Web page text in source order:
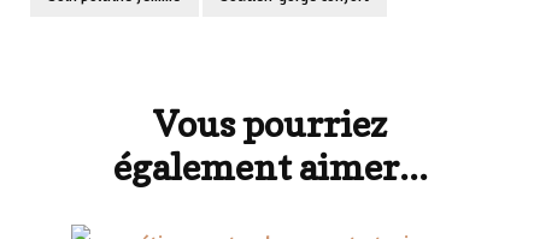
Vous pourriez
également aimer...